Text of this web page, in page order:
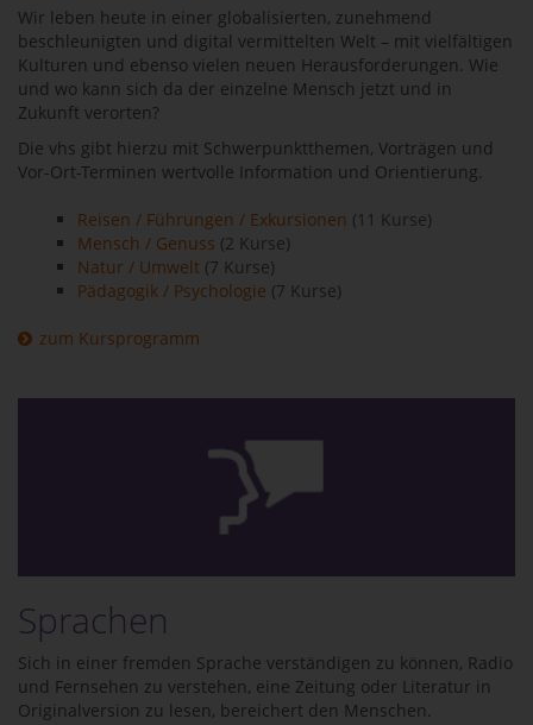
Wir leben heute in einer globalisierten, zunehmend
beschleunigten und digital vermittelten Welt – mit vielfältigen
Kulturen und ebenso vielen neuen Herausforderungen. Wie
und wo kann sich da der einzelne Mensch jetzt und in
Zukunft verorten?
Die vhs gibt hierzu mit Schwerpunktthemen, Vorträgen und
Vor-Ort-Terminen wertvolle Information und Orientierung.
Reisen / Führungen / Exkursionen (11 Kurse)
Mensch / Genuss (2 Kurse)
Natur / Umwelt (7 Kurse)
Pädagogik / Psychologie (7 Kurse)
zum Kursprogramm
Sprachen
Sich in einer fremden Sprache verständigen zu können, Radio
und Fernsehen zu verstehen, eine Zeitung oder Literatur in
Originalversion zu lesen, bereichert den Menschen.